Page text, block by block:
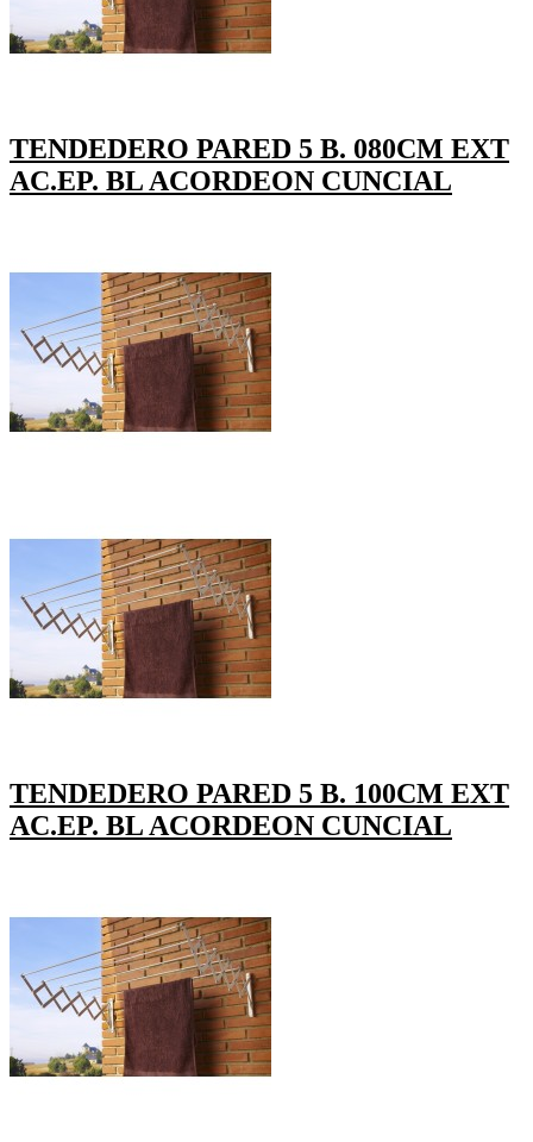
TENDEDERO PARED 5 B. 080CM EXT
AC.EP. BL ACORDEON CUNCIAL
TENDEDERO PARED 5 B. 100CM EXT
AC.EP. BL ACORDEON CUNCIAL